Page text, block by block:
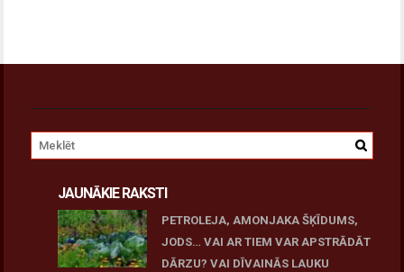
JAUNĀKIE RAKSTI
PETROLEJA, AMONJAKA ŠĶĪDUMS,
JODS… VAI AR TIEM VAR APSTRĀDĀT
DĀRZU? VAI DĪVAINĀS LAUKU